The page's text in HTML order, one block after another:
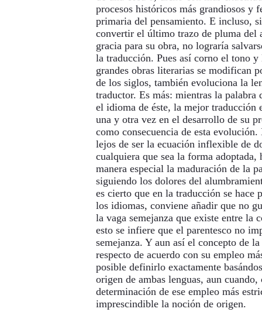
procesos históricos más grandiosos y
primaria del pensamiento. E incluso,
convertir el último trazo de pluma del
gracia para su obra, no lograría
la traducción. Pues así corno el tono
grandes obras literarias se modifican
de los siglos, también evoluciona la
traductor. Es más: mientras la palabra
el idioma de éste, la mejor traducción
una y otra vez en el desarrollo de su
como consecuencia de esta
lejos de ser la ecuación inflexible de
cualquiera que sea la forma adoptada,
manera especial la maduración de la
siguiendo los dolores del
es cierto que en la traducción se hace
los idiomas, conviene añadir que no
la vaga semejanza que existe entre la
esto se infiere que el parentesco no
semejanza. Y aun así el concepto de
respecto de acuerdo con su empleo
posible definirlo exactamente
origen de ambas lenguas, aun
determinación de ese empleo más
imprescindible la noción de origen.